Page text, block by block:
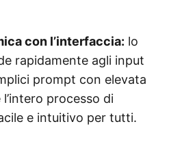
con l’interfaccia: lo
rapidamente agli input
prompt con elevata
processo di
e intuitivo per tutti.